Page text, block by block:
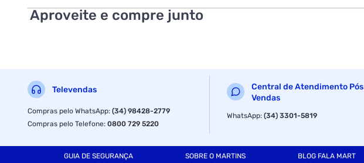
material : metal
acompanha porca gaiola : nao
tipo de porta : acrilico
Aproveite e compre junto
Televendas
Compras pelo WhatsApp:(34) 98428-2779
Compras pelo Telefone:0800 729 5220
Central de Atendimento Pós
Vendas
WhatsApp:(34) 3301-5819
GUIA DE SEGURANÇA SOBRE O MARTINS BLOG FALA MART